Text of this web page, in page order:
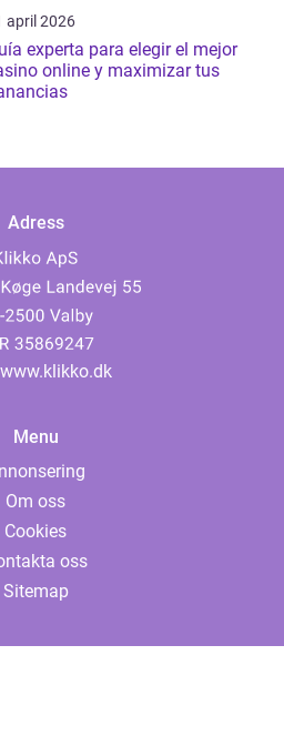
april 2026
experta para elegir el mejor
online y maximizar tus
Adress
www.klikko.dk
Menu
Om oss
Cookies
oss
Sitemap